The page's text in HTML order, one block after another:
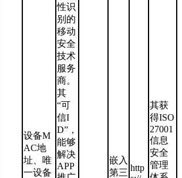
设备M
AC地
址、唯
一设备
性识
别的
移动
安全
技术
服务
商。
其
“可
信I
D”，
能够
解决
APP
嵌入
第三 http
其获
得ISO
27001
信息
安全
管理